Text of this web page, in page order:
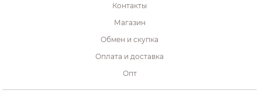
Контакты
Магазин
Обмен и скупка
Оплата и доставка
Опт